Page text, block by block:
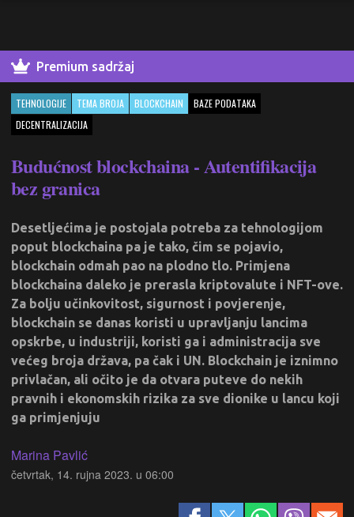
Premium sadržaj
TEHNOLOGIJE TEMA BROJA BLOCKCHAIN
BAZE PODATAKA
DECENTRALIZACIJA
Budućnost blockchaina - Autentifikacija
bez granica
Desetljećima je postojala potreba za tehnologijom
poput blockchaina pa je tako, čim se pojavio,
blockchain odmah pao na plodno tlo. Primjena
blockchaina daleko je prerasla kriptovalute i NFT-ove.
Za bolju učinkovitost, sigurnost i povjerenje,
blockchain se danas koristi u upravljanju lancima
opskrbe, u industriji, koristi ga i administracija sve
većeg broja država, pa čak i UN. Blockchain je iznimno
privlačan, ali očito je da otvara puteve do nekih
pravnih i ekonomskih rizika za sve dionike u lancu koji
ga primjenjuju
Marina Pavlić
četvrtak, 14. rujna 2023. u 06:00